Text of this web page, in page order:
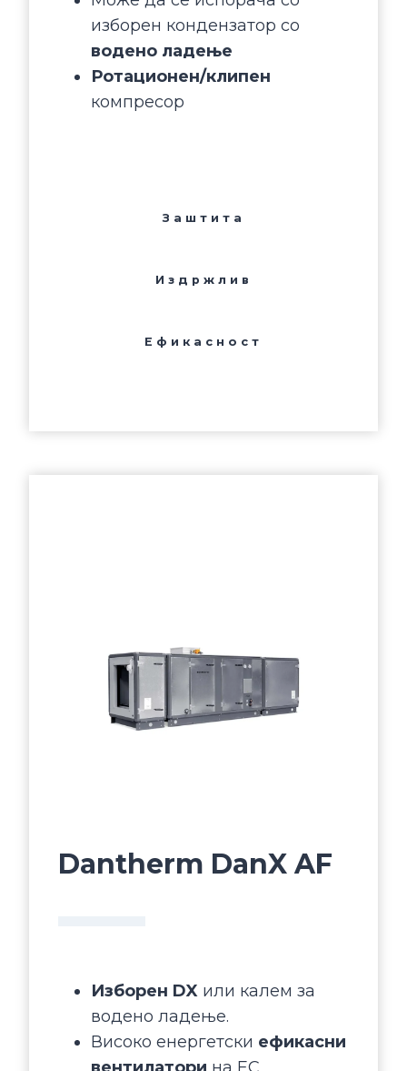
изборен кондензатор со
водено ладење
Ротационен/клипен
компресор
Заштита
Издржлив
Ефикасност
Dantherm DanX AF
Изборен DX или калем за
водено ладење.
Високо енергетски ефикасни